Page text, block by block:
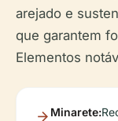
arejado e
que garantem
Elementos
Minarete: